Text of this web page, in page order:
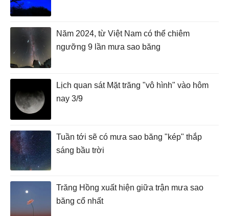
Năm 2024, từ Việt Nam có thể chiêm
ngưỡng 9 lần mưa sao băng
Lịch quan sát Mặt trăng "vô hình" vào hôm
nay 3/9
Tuần tới sẽ có mưa sao băng "kép" thắp
sáng bầu trời
Trăng Hồng xuất hiện giữa trận mưa sao
băng cổ nhất